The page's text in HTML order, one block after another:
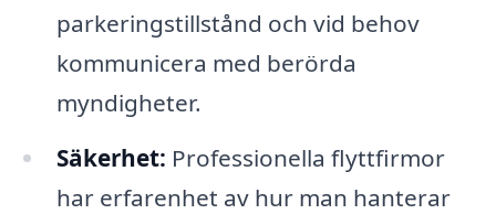
parkeringstillstånd och vid behov
kommunicera med berörda
myndigheter.
Säkerhet: Professionella flyttfirmor
har erfarenhet av hur man hanterar